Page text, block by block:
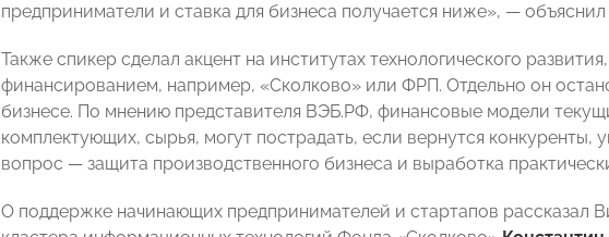
предприниматели и ставка для бизнеса получается ниже», —
Также спикер сделал акцент на институтах технологического
финансированием, например, «Сколково» или ФРП. Отдельно он
бизнесе. По мнению представителя ВЭБ.РФ, финансовые модели
комплектующих, сырья, могут пострадать, если вернутся
вопрос — защита производственного бизнеса и выработка
О поддержке начинающих предпринимателей и стартапов рассказал